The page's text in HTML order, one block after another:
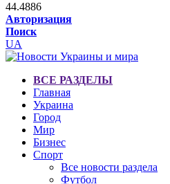
44.4886
Авторизация
Поиск
UA
ВСЕ РАЗДЕЛЫ
Главная
Украина
Город
Мир
Бизнес
Спорт
Все новости раздела
Футбол